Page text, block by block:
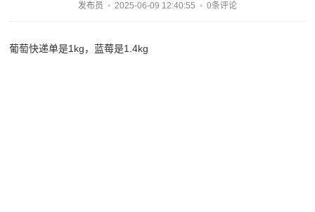
发布员 2025-06-09 12:40:55 0条评论
葡萄快递单是1kg，蓝莓是1.4kg